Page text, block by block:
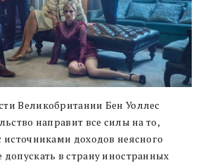
Великобритании Бен Уоллес
направит все силы на то,
источниками доходов неясного
в страну иностранных